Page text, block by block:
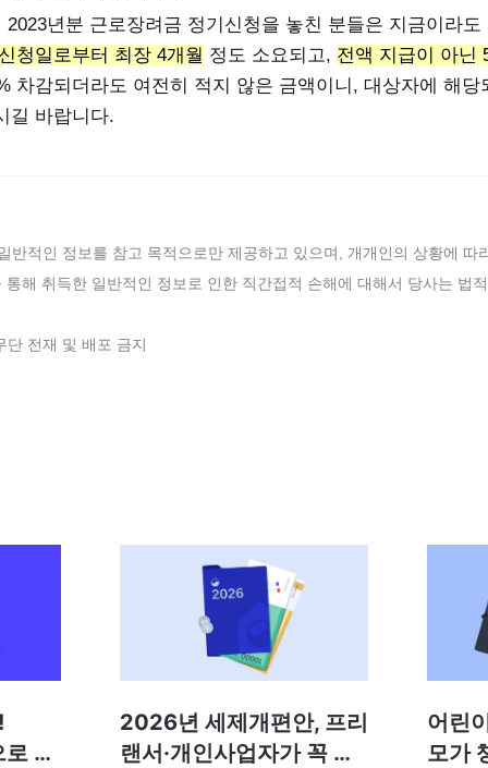
2023년분 근로장려금 정기신청을 놓친 분들은 지금이라
청일로부터 최장 4개월 정도 소요되고, 전액 지급이 아닌
차감되더라도 여전히 적지 않은 금액이니, 대상자에 해당
길 바랍니다.
반적인 정보를 참고 목적으로만 제공하고 있으며, 개개인의 상황에 따
통해 취득한 일반적인 정보로 인한 직간접적 손해에 대해서 당사는 법
전재 및 배포 금지
달
2026년 세제개편안, 프리
랜서·개인사업자가 꼭 알
어린
모가